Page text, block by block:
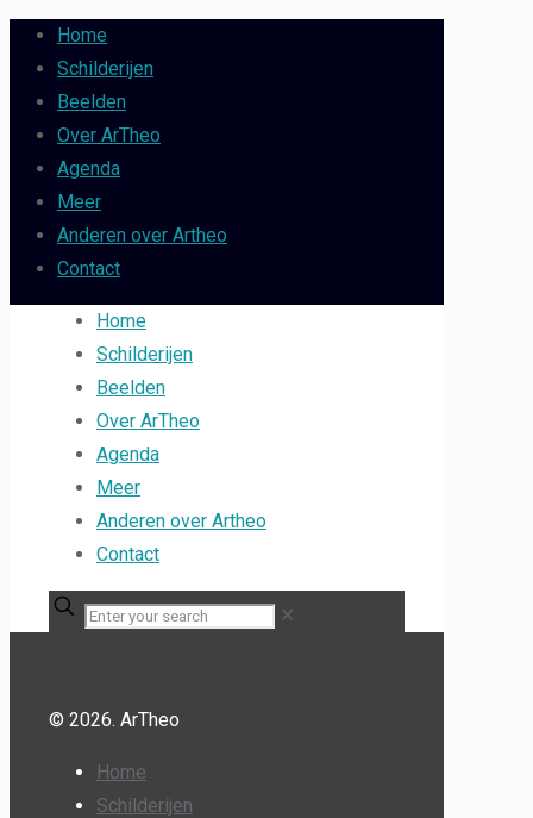
Home
Schilderijen
Beelden
Over ArTheo
Agenda
Meer
Anderen over Artheo
Contact
Home
Schilderijen
Beelden
Over ArTheo
Agenda
Meer
Anderen over Artheo
Contact
✕
© 2026. ArTheo
Home
Schilderijen